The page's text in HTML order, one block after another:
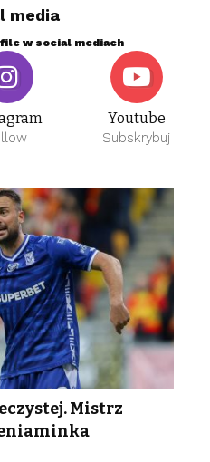
media
w social mediach
Youtube
Subskrybuj
Mistrz